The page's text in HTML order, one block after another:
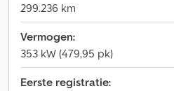
299.236 km
Vermogen:
353 kW (479,95 pk)
Eerste registratie: